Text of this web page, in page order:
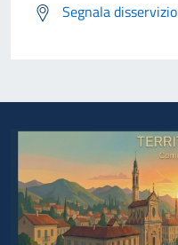
Segnala disservizio